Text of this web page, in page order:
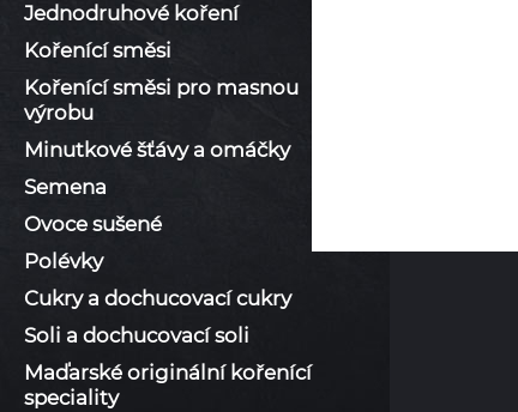
Jednodruhové koření
Kořenící směsi
Kořenící směsi pro masnou
výrobu
Minutkové šťávy a omáčky
Semena
Ovoce sušené
Polévky
Cukry a dochucovací cukry
Soli a dochucovací soli
Maďarské originální kořenící
speciality